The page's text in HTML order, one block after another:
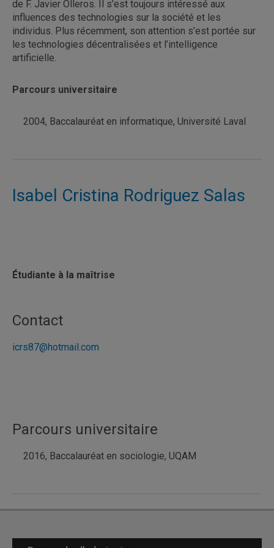
de F. Javier Olleros. Il s’est toujours intéressé aux
influences des technologies sur la société et les
individus. Plus récemment, son attention s’est portée sur
les technologies décentralisées et l’intelligence
artificielle.
Parcours universitaire
2004, Baccalauréat en informatique, Université Laval
Isabel Cristina Rodriguez Salas
Étudiante à la maîtrise
Contact
icrs87@hotmail.com
Parcours universitaire
2016, Baccalauréat en sociologie, UQAM